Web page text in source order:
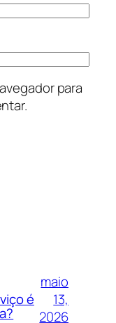
para
é
maio
13,
2026